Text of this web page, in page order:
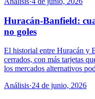
Huracán-Banfield:
no goles
El historial entre Huracán y
cerrados, con más tarjetas
los mercados alternativos
Análisis·24 de junio, 2026